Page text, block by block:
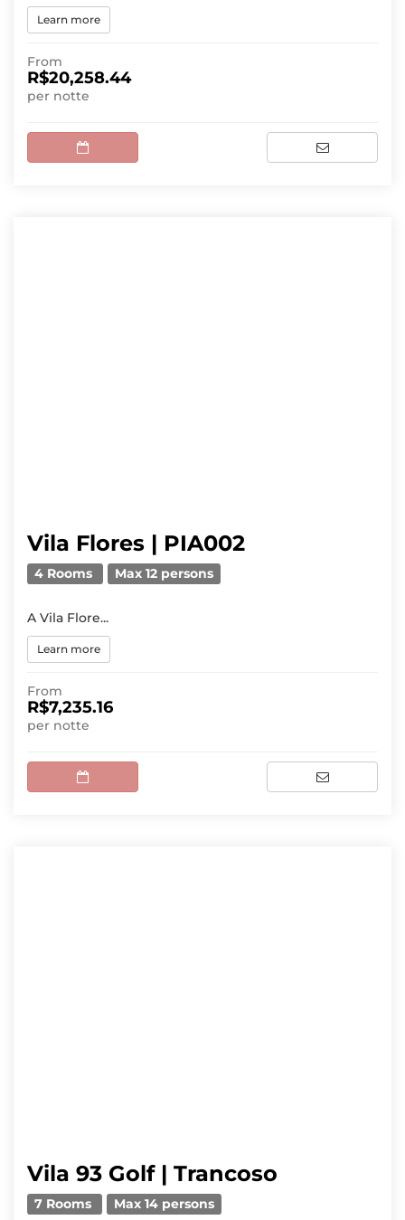
Learn more
From
R$20,258.44
per notte
Vila Flores | PIA002
4 Rooms Max 12 persons
A Vila Flore...
Learn more
From
R$7,235.16
per notte
Vila 93 Golf | Trancoso
7 Rooms Max 14 persons